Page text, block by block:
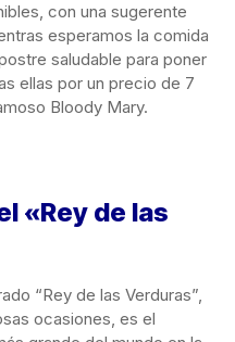
con una sugerente
esperamos la comida
saludable para poner
ellas por un precio de 7
Bloody Mary.
«Rey de las
“Rey de las Verduras”,
ocasiones, es el